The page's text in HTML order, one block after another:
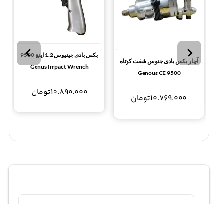
آچار بکس بادی جنوس شفت کوتاه
Genous CE 9500
10.769.000تومان
بکس بادی جینیوس 1.2 اینچ 9500
Genus Impact Wrench
10.890.000تومان